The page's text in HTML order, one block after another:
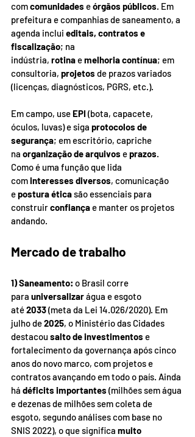
com comunidades e órgãos públicos. Em
prefeitura e companhias de saneamento, a
agenda inclui editais, contratos e
fiscalização; na
indústria, rotina e melhoria contínua; em
consultoria, projetos de prazos variados
(licenças, diagnósticos, PGRS, etc.).
Em campo, use EPI (bota, capacete,
óculos, luvas) e siga protocolos de
segurança; em escritório, capriche
na organização de arquivos e prazos.
Como é uma função que lida
com interesses diversos, comunicação
e postura ética são essenciais para
construir confiança e manter os projetos
andando.
Mercado de trabalho
1) Saneamento: o Brasil corre
para universalizar água e esgoto
até 2033 (meta da Lei 14.026/2020). Em
julho de 2025, o Ministério das Cidades
destacou salto de investimentos e
fortalecimento da governança após cinco
anos do novo marco, com projetos e
contratos avançando em todo o país. Ainda
há déficits importantes (milhões sem água
e dezenas de milhões sem coleta de
esgoto, segundo análises com base no
SNIS 2022), o que significa muito